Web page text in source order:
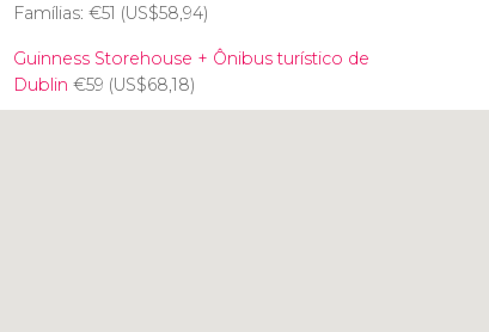
Famílias: €51 (US$58,94)
Guinness Storehouse + Ônibus turístico de
Dublin €59 (US$68,18)